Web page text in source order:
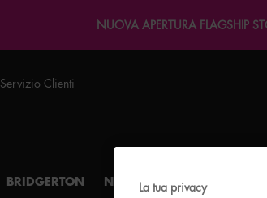
NUOVA APERTURA FLAGSHIP
Servizio Clienti
BRIDGERTON NOVITÀ OFFERTE
La tua privacy